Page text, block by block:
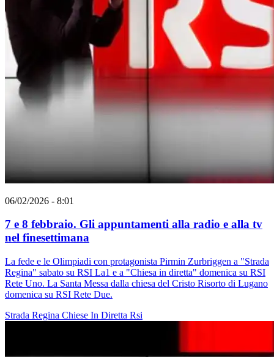
06/02/2026 - 8:01
7 e 8 febbraio. Gli appuntamenti alla radio e alla tv
nel finesettimana
La fede e le Olimpiadi con protagonista Pirmin Zurbriggen a "Strada
Regina" sabato su RSI La1 e a "Chiesa in diretta" domenica su RSI
Rete Uno. La Santa Messa dalla chiesa del Cristo Risorto di Lugano
domenica su RSI Rete Due.
Strada Regina Chiese In Diretta Rsi